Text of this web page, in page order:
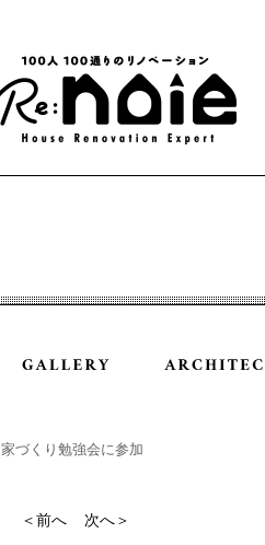
家づくり勉強会に参加
＜前へ 次へ＞